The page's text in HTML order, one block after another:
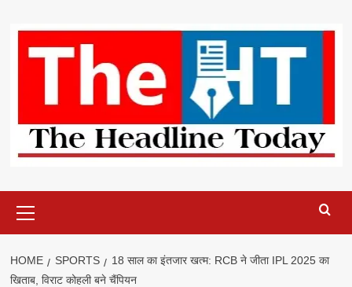
content
Menu
HOME SPORTS
18 साल का इंतजार खत्म: RCB ने जीता IPL 2025 का
खिताब, विराट कोहली बने चैंपियन